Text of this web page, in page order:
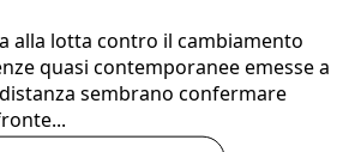
alla lotta contro il cambiamento
quasi contemporanee emesse a
sembrano confermare